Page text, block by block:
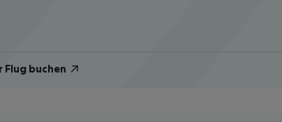
Flug buchen